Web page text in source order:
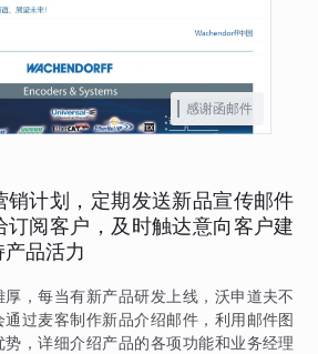
感谢函邮件
销计划，定期发送新品宣传邮件
订阅客户，及时触达意向客户建
品活力
，每当有新产品研发上线，沃申道夫不
过麦客制作新品介绍邮件，利用邮件图
，详细介绍产品的各项功能和业务经理